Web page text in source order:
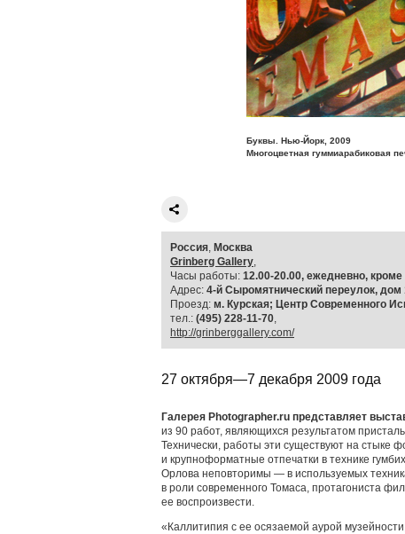
Буквы. Нью-Йорк, 2009
Многоцветная гуммиарабиковая
Россия, Москва
Grinberg Gallery,
Часы работы: 12.00-20.00, ежедневно,
Адрес: 4-й Сыромятнический переулок, дом
Проезд: м. Курская; Центр Современного
тел.: (495) 228-11-70,
http://grinberggallery.com/
27 октября—7 декабря 2009 года
Галерея Photographer.ru представляет
из 90 работ, являющихся результатом
Технически, работы эти существуют на стыке
и крупноформатные отпечатки в технике
Орлова неповторимы — в используемых
в роли современного Томаса, протагониста
ее воспроизвести.
«Каллитипия с ее осязаемой аурой